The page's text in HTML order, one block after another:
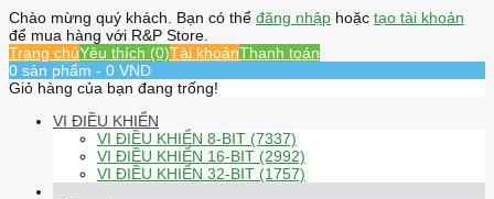
Chào mừng quý khách. Bạn có thể đăng nhập hoặc tạo tài khoản
để mua hàng với R&P Store.
Trang chủYêu thích (0)Tài khoảnThanh toán
0 sản phẩm - 0 VND
Giỏ hàng của bạn đang trống!
VI ĐIỀU KHIỂN
VI ĐIỀU KHIỂN 8-BIT (7337)
VI ĐIỀU KHIỂN 16-BIT (2992)
VI ĐIỀU KHIỂN 32-BIT (1757)